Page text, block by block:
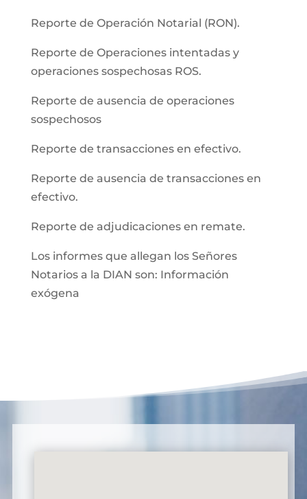
Reporte de Operación Notarial (RON).
Reporte de Operaciones intentadas y
operaciones sospechosas ROS.
Reporte de ausencia de operaciones
sospechosos
Reporte de transacciones en efectivo.
Reporte de ausencia de transacciones en
efectivo.
Reporte de adjudicaciones en remate.
Los informes que allegan los Señores
Notarios a la DIAN son: Información
exógena